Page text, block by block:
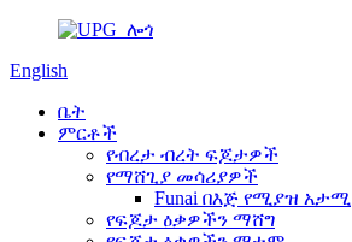
English
ቤት
ምርቶች
የብረታ ብረት ፍጆታዎች
የማሸጊያ መሳሪያዎች
Funai በእጅ የሚያዝ አታሚ
የፍጆታ ዕቃዎችን ማሸግ